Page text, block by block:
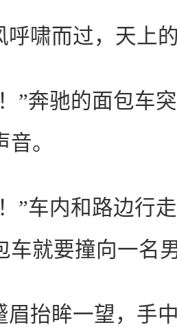
呼啸而过，天上
驰的面包车突
。
”车内和路边行
车就要撞向一名
眉抬眸一望，手